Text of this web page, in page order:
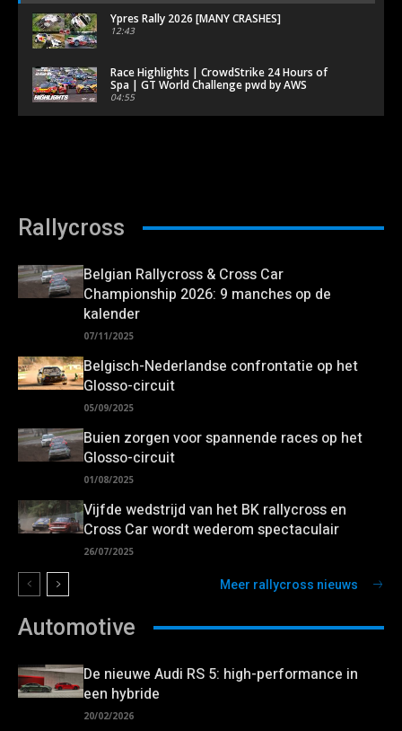
Ypres Rally 2026 [MANY CRASHES]
12:43
Race Highlights | CrowdStrike 24 Hours of
Spa | GT World Challenge pwd by AWS
04:55
Ardeca Ypres Rally 2026 Qualifyng Stage +
Parade 24h Spa 2026 - GT on PUBLIC ROAD
& PROBLEM Porsche at 24 hours of Spa-
Francorchamps
14:07
Rallycross
Belgian Rallycross & Cross Car
Championship 2026: 9 manches op de
kalender
07/11/2025
Belgisch-Nederlandse confrontatie op het
Glosso-circuit
05/09/2025
Buien zorgen voor spannende races op het
Glosso-circuit
01/08/2025
Vijfde wedstrijd van het BK rallycross en
Cross Car wordt wederom spectaculair
26/07/2025
Meer rallycross nieuws
Automotive
De nieuwe Audi RS 5: high-performance in
een hybride
20/02/2026